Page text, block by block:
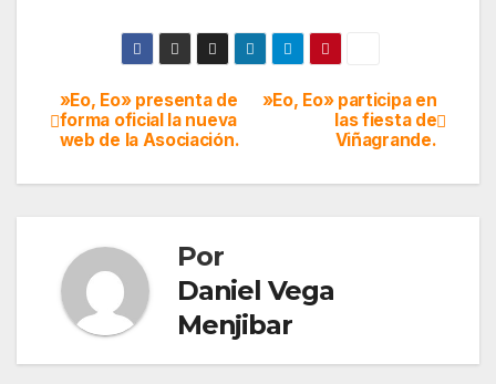
Navegación
de
»Eo, Eo» participa en
las fiesta de
Viñagrande.
»Eo, Eo» presenta de
forma oficial la nueva
web de la Asociación.
Por
Daniel Vega
Menjibar